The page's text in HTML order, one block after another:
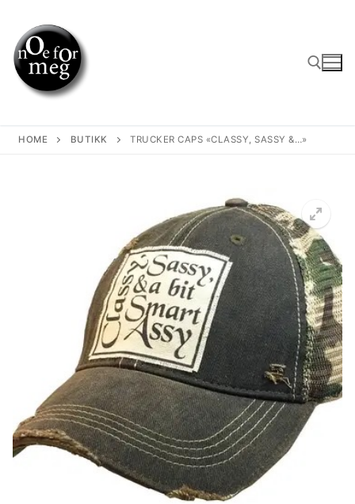
content
HOME BUTIKK TRUCKER CAPS «CLASSY, SASSY &…»